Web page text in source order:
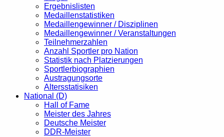
Ergebnislisten
Medaillenstatistiken
Medaillengewinner / Disziplinen
Medaillengewinner / Veranstaltungen
Teilnehmerzahlen
Anzahl Sportler pro Nation
Statistik nach Platzierungen
Sportlerbiographien
Austragungsorte
Altersstatisiken
National (D)
Hall of Fame
Meister des Jahres
Deutsche Meister
DDR-Meister